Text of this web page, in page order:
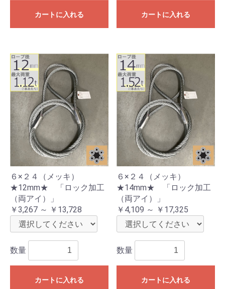
カートに入れる カートに入れる
６×２４（メッキ）
★12mm★ 「ロック加工
（両アイ）」
￥3,267 ～ ￥13,728
数量
カートに入れる
６×２４（メッキ）
★14mm★ 「ロック加工
（両アイ）」
￥4,109 ～ ￥17,325
数量
カートに入れる